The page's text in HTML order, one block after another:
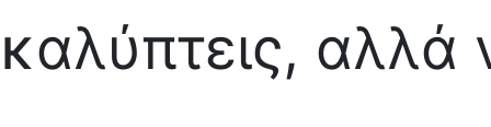
καλύπτεις,